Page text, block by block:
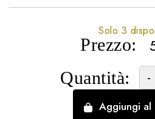
Prezzo:
Solo 3
Quantità: -
Aggiungi al